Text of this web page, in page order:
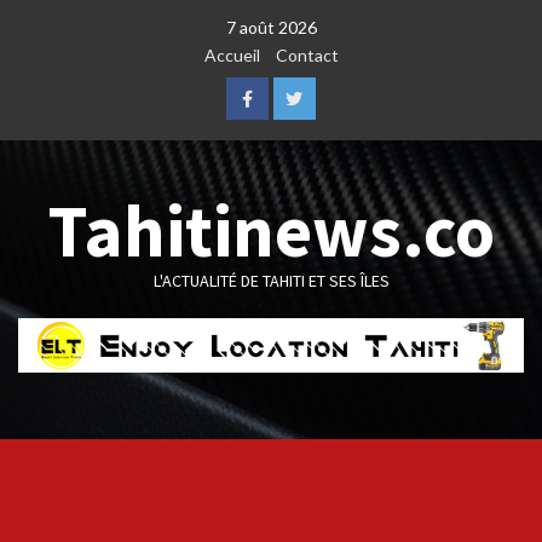
7 août 2026
Accueil
Contact
FacebookTwitter
Tahitinews.co
L'ACTUALITÉ DE TAHITI ET SES ÎLES